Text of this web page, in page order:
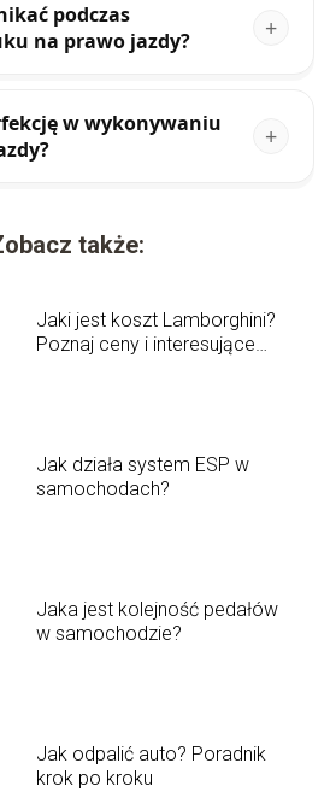
podczas
na prawo jazdy?
w wykonywaniu
także:
Jaki jest koszt Lamborghini?
Poznaj ceny i interesujące
Jak działa system ESP w
samochodach?
Jaka jest kolejność pedałów
w samochodzie?
Jak odpalić auto? Poradnik
krok po kroku